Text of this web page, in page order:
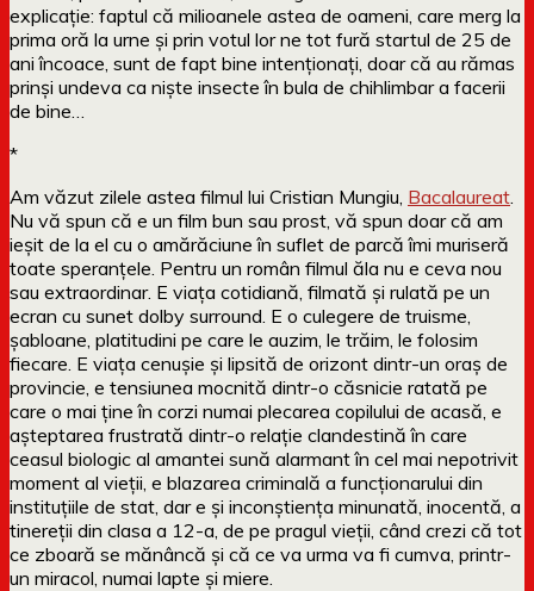
explicație: faptul că milioanele astea de oameni, care merg la
prima oră la urne și prin votul lor ne tot fură startul de 25 de
ani încoace, sunt de fapt bine intenționați, doar că au rămas
prinși undeva ca niște insecte în bula de chihlimbar a facerii
de bine…
*
Am văzut zilele astea filmul lui Cristian Mungiu, Bacalaureat
Nu vă spun că e un film bun sau prost, vă spun doar că am
ieșit de la el cu o amărăciune în suflet de parcă îmi muriseră
toate speranțele. Pentru un român filmul ăla nu e ceva nou
sau extraordinar. E viața cotidiană, filmată și rulată pe un
ecran cu sunet dolby surround. E o culegere de truisme,
șabloane, platitudini pe care le auzim, le trăim, le folosim
fiecare. E viața cenușie și lipsită de orizont dintr-un oraș de
provincie, e tensiunea mocnită dintr-o căsnicie ratată pe
care o mai ține în corzi numai plecarea copilului de acasă, e
așteptarea frustrată dintr-o relație clandestină în care
ceasul biologic al amantei sună alarmant în cel mai nepotrivit
moment al vieții, e blazarea criminală a funcționarului din
instituțiile de stat, dar e și inconștiența minunată, inocentă, a
tinereții din clasa a 12-a, de pe pragul vieții, când crezi că tot
ce zboară se mănâncă și că ce va urma va fi cumva, printr-
un miracol, numai lapte și miere.